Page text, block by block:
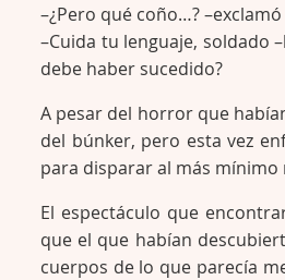
–¿Pero qué coño…?
–Cuida tu lenguaje, soldado
debe haber sucedido?
A pesar del horror que
del búnker, pero esta vez
para disparar al más
El espectáculo que
que el que habían
cuerpos de lo que parecía